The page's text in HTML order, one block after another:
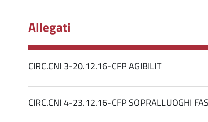
Allegati
CIRC.CNI 3-20.12.16-CFP AGIBILIT
CIRC.CNI 4-23.12.16-CFP SOPRALLUOGHI